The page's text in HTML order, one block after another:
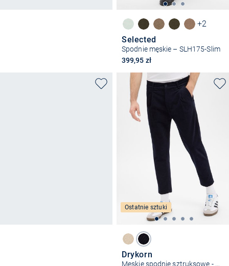
+2
Selected
Spodnie męskie – SLH175-Slim
399,95 zł
Ostatnie sztuki
Drykorn